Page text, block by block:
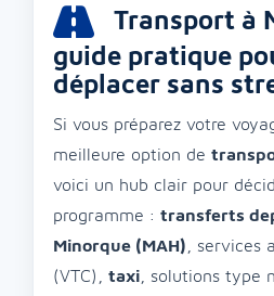
Transport à
guide pratique
déplacer sans
Si vous préparez votre
meilleure option de
voici un hub clair pour
programme : transferts
Minorque (MAH) , services
(VTC), taxi , solutions type